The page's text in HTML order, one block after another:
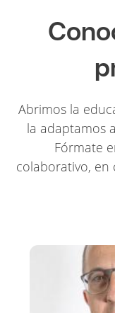
Abrimos la
la adaptamos
Fórmate
colaborativo,